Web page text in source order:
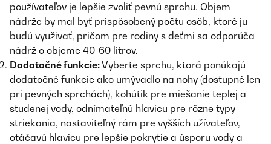
používateľov je lepšie zvoliť pevnú sprchu. Objem
nádrže by mal byť prispôsobený počtu osôb, ktoré ju
budú využívať, pričom pre rodiny s deťmi sa odporúča
nádrž o objeme 40-60 litrov.
Dodatočné funkcie:Vyberte sprchu, ktorá ponúkajú
dodatočné funkcie ako umývadlo na nohy (dostupné len
pri pevných sprchách), kohútik pre miešanie teplej a
studenej vody, odnímateľnú hlavicu pre rôzne typy
striekania, nastaviteľný rám pre vyšších užívateľov,
otáčavú hlavicu pre lepšie pokrytie a úsporu vody a